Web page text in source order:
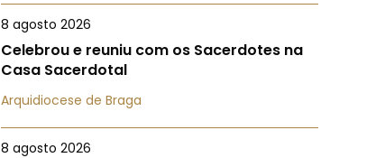
8 agosto 2026
Celebrou e reuniu com os Sacerdotes na
Casa Sacerdotal
Arquidiocese de Braga
8 agosto 2026